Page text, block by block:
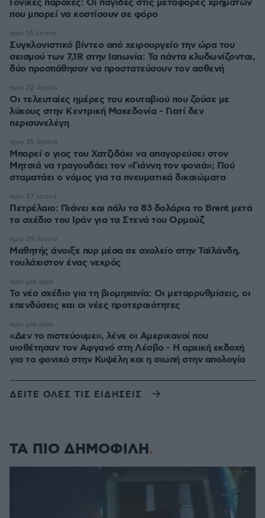
Γονικές παροχές: Οι παγίδες στις μεταφορές χρημάτων
που μπορεί να κοστίσουν σε φόρο
Συγκλονιστικό βίντεο από χειρουργείο την ώρα του
σεισμού των 7,1R στην Ιαπωνία: Τα πάντα κλυδωνίζονται,
δύο προσπάθησαν να προστατεύσουν τον ασθενή
πριν 16 λεπτά
Οι τελευταίες ημέρες του κουταβιού που ζούσε με
λύκους στην Κεντρική Μακεδονία - Γιατί δεν
περισυνελέγη
πριν 22 λεπτά
Μπορεί ο γιος του Χατζιδάκι να απαγορεύσει στον
Μητσιά να τραγουδάει τον «Γιάννη τον φονιά»; Πού
σταματάει ο νόμος για τα πνευματικά δικαιώματα
πριν 25 λεπτά
Πετρέλαιο: Πιάνει και πάλι τα 83 δολάρια το Brent μετά
το σχέδιο του Ιράν για τα Στενά του Ορμούζ
πριν 27 λεπτά
Μαθητής άνοιξε πυρ μέσα σε σχολείο στην Ταϊλάνδη,
τουλάχιστον ένας νεκρός
πριν 29 λεπτά
Το νέο σχέδιο για τη βιομηχανία: Οι μεταρρυθμίσεις, οι
επενδύσεις και οι νέες προτεραιότητες
πριν μία ώρα
«Δεν το πιστεύουμε», λένε οι Αμερικανοί που
υιοθέτησαν τον Αφγανό στη Λέσβο - Η αρχική εκδοχή
για το φονικό στην Κυψέλη και η σιωπή στην απολογία
πριν μία ώρα
ΔΕΙΤΕ ΟΛΕΣ ΤΙΣ ΕΙΔΗΣΕΙΣ
ΤΑ ΠΙΟ ΔΗΜΟΦΙΛΗ